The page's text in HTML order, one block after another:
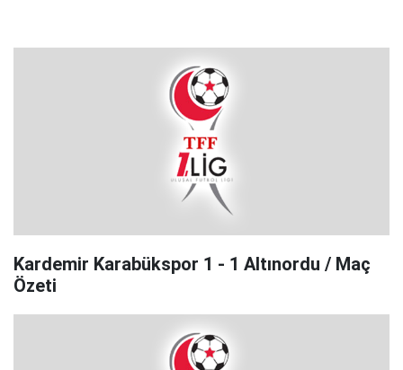
Kardemir Karabükspor 1 - 1 Altınordu / Maç
Özeti